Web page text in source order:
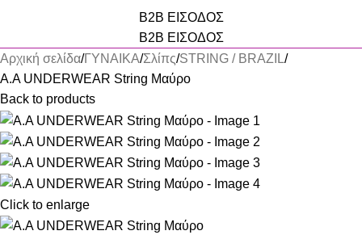
B2B ΕΙΣΟΔΟΣ
B2B ΕΙΣΟΔΟΣ
Αρχική σελίδα ΓΥΝΑΙΚΑ Σλίπς STRING / BRAZIL
A.A UNDERWEAR String Μαύρο
Back to products
Click to enlarge